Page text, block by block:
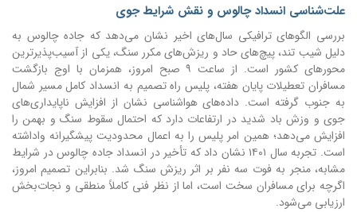
علت‌شناسی انسداد چالوس و نقش شرایط جوی
بررسی الگوهای ترافیکی سال‌های اخیر نشان می‌دهد که جاده چالوس به
دلیل شیب تند، پیچ‌های حاد و ریزش‌های مکرر سنگ، یکی از آسیب‌پذیرترین
محورهای کشور است. از ساعت ۹ صبح امروز، همزمان با اوج بازگشت
مسافران تعطیلات پایان هفته، پلیس راه تصمیم به انسداد کامل مسیر شمال
به جنوب گرفته است. داده‌های هواشناسی نشان از افزایش ناپایداری‌های
جوی و وزش باد شدید در ارتفاعات دارد که احتمال سقوط سنگ و بهمن را
افزایش می‌دهد؛ همین امر پلیس را به اعمال محدودیت پیشگیرانه واداشته
است. تجربه سال ۱۴۰۱ نشان داد که تأخیر در انسداد جاده چالوس در شرایط
مشابه، منجر به فوت سه نفر بر اثر ریزش سنگ شد. بنابراین تصمیم امروز،
اگرچه برای مسافران سخت است، اما از نظر فنی کاملاً منطقی و نجات‌بخش
ارزیابی می‌شود.